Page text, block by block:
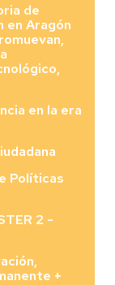
de
en Aragón
en la era
Políticas
2 -
+